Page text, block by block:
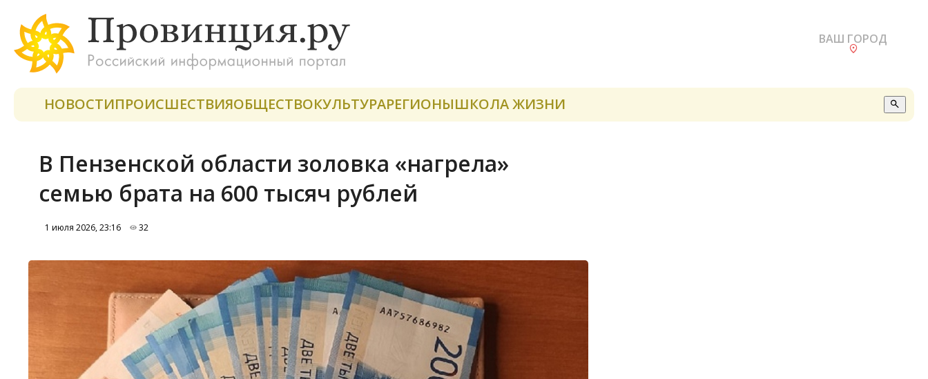
ВАШ ГОРОД
НОВОСТИПРОИСШЕСТВИЯОБЩЕСТВОКУЛЬТУРАРЕГИОНЫШКОЛА ЖИЗНИ
В Пензенской области золовка «нагрела»
семью брата на 600 тысяч рублей
1 июля 2026, 23:16 32